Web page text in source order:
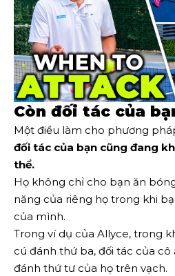
Còn đối tác của
Một điều làm cho phương
đối tác của bạn cũng đang
thể.
Họ không chỉ cho bạn ăn
năng của riêng họ trong khi
của mình.
Trong ví dụ của Allyce, trong
cú đánh thứ ba, đối tác của
đánh thứ tư của họ trên vạch.